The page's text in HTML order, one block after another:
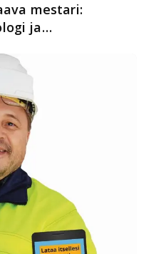
mestari:
ja